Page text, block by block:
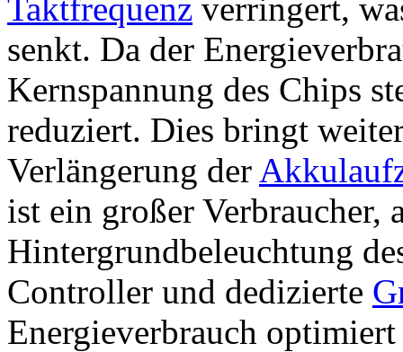
Taktfrequenz verringert,
senkt. Da der
Kernspannung des Chips
reduziert. Dies bringt
Verlängerung der
ist ein großer Verbraucher,
Hintergrundbeleuchtung
Controller und dedizierte
Energieverbrauch optimiert